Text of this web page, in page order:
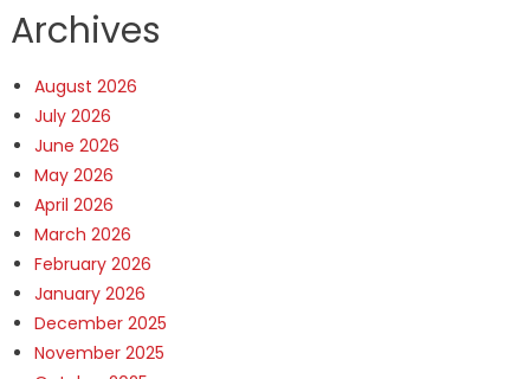
Archives
August 2026
July 2026
June 2026
May 2026
April 2026
March 2026
February 2026
January 2026
December 2025
November 2025